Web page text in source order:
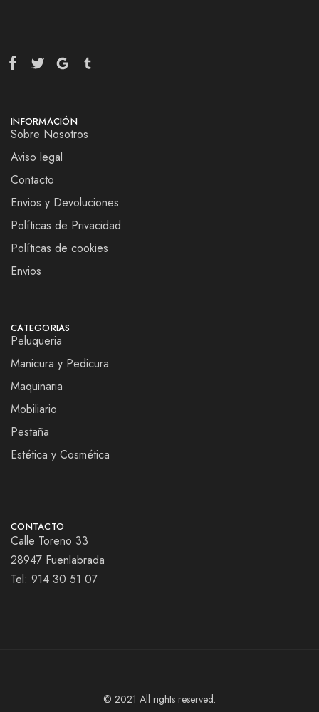
INFORMACIÓN
Sobre Nosotros
Aviso legal
Contacto
Envios y Devoluciones
Políticas de Privacidad
Políticas de cookies
Envios
CATEGORIAS
Peluqueria
Manicura y Pedicura
Maquinaria
Mobiliario
Pestaña
Estética y Cosmética
CONTACTO
Calle Toreno 33
28947 Fuenlabrada
Tel: 914 30 51 07
© 2021 All rights reserved.